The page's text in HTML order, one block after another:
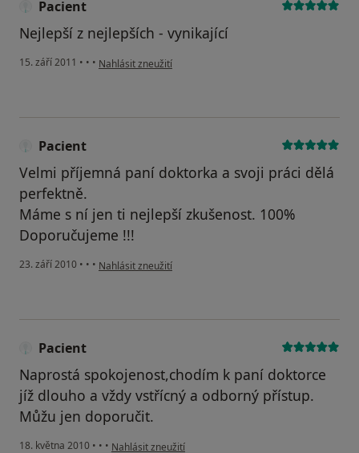
Pacient
Nejlepší z nejlepších - vynikající
15. září 2011 • • • podle názoru uživatele Pacient
Nahlásit zneužití
Pacient
Velmi příjemná paní doktorka a svoji práci dělá
perfektně.
Máme s ní jen ti nejlepší zkušenost. 100%
Doporučujeme !!!
23. září 2010 • • • podle názoru uživatele Pacient
Nahlásit zneužití
Pacient
Naprostá spokojenost,chodím k paní doktorce
jíž dlouho a vždy vstřícný a odborný přístup.
Můžu jen doporučit.
18. května 2010 • • • podle názoru uživatele Pacient
Nahlásit zneužití